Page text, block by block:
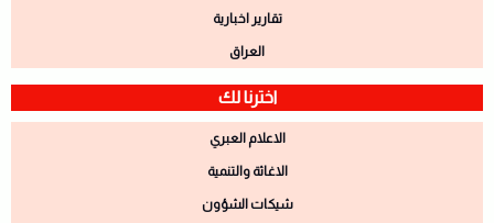
تقارير اخبارية
العراق
اخترنا لك
الاعلام العبري
الاغاثة والتنمية
شيكات الشؤون